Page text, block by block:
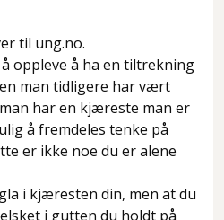
til ung.no.
oppleve å ha en tiltrekning
man tidligere har vært
har en kjæreste man er
å fremdeles tenke på
er ikke noe du er alene
i kjæresten din, men at du
i gutten du holdt på